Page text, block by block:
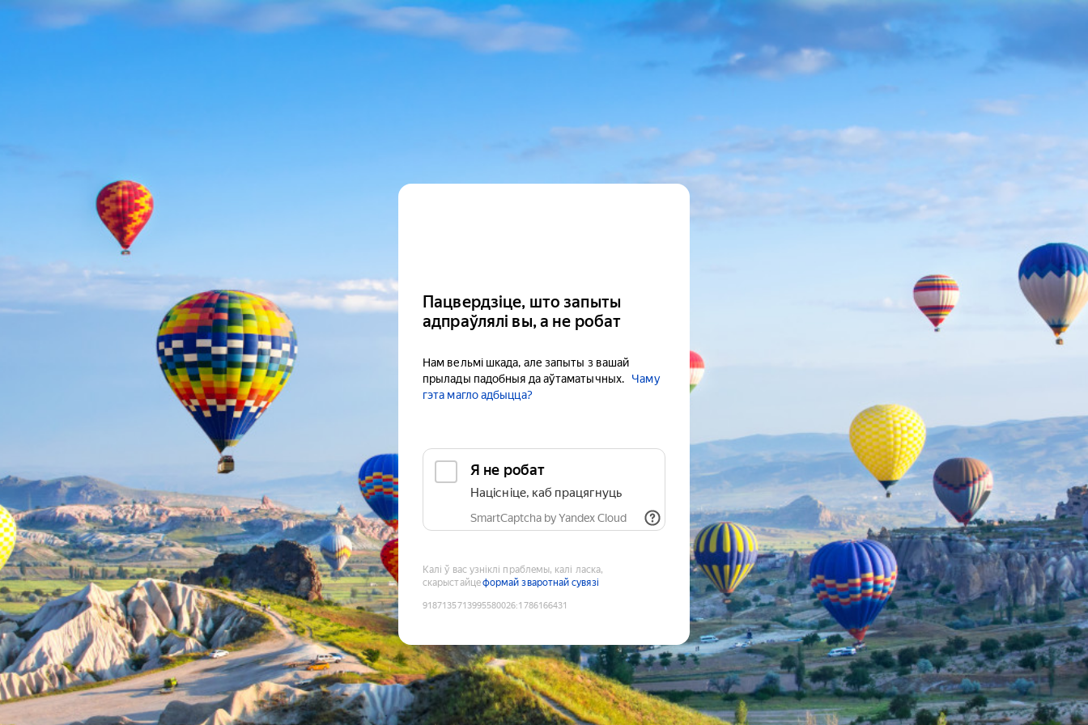
Пацвердзіце, што запыты
адпраўлялі вы, а не робат
Нам вельмі шкада, але запыты з вашай
прылады падобныя да аўтаматычных.
Чаму
гэта магло адбыцца?
Я не робат
Націсніце, каб працягнуць
SmartCaptcha by Yandex Cloud
Калі ў вас узніклі праблемы, калі ласка,
скарыстайцеформай зваротнай сувязі
9187135713995580026:1786166431